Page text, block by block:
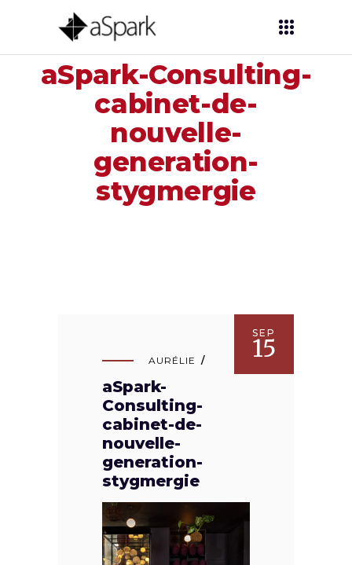
aSpark-Consulting-
cabinet-de-
nouvelle-
generation-
stygmergie
SEP
15
AURÉLIE
aSpark-
Consulting-
cabinet-de-
nouvelle-
generation-
stygmergie